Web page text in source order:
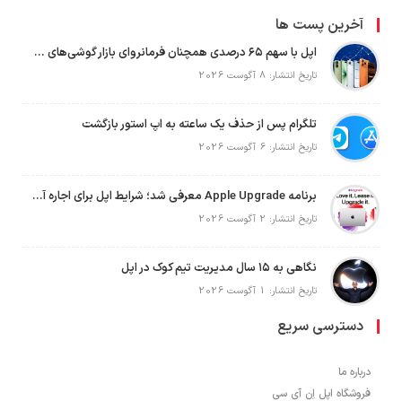
آخرین پست ها
اپل با سهم ۶۵ درصدی همچنان فرمانروای بازار گوشی‌های پریمیوم جهان است
تاریخ انتشار: 8 آگوست 2026
تلگرام پس از حذف یک ساعته به اپ استور بازگشت
تاریخ انتشار: 6 آگوست 2026
برنامه Apple Upgrade معرفی شد؛ شرایط اپل برای اجاره آیفون، آیپد، مک و اپل واچ
تاریخ انتشار: 2 آگوست 2026
نگاهی به ۱۵ سال مدیریت تیم کوک در اپل
تاریخ انتشار: 1 آگوست 2026
دسترسی سریع
درباره ما
فروشگاه اپل اِن آی سی